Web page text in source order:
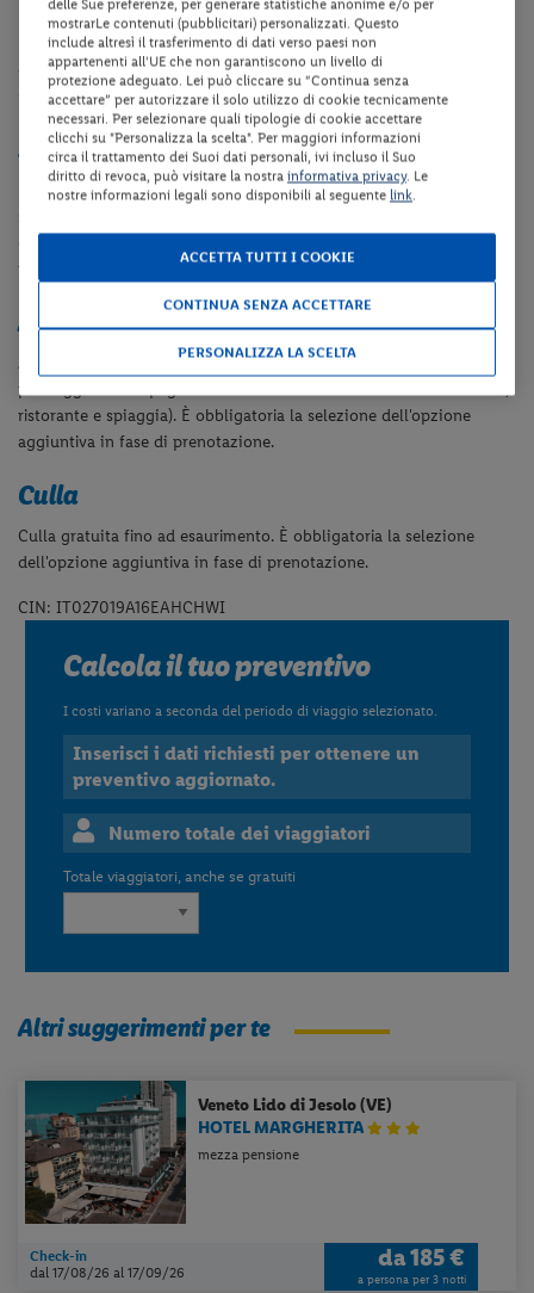
Le camere sono dotate di servizi privati, asciugacapelli, aria
condizionata, telefono, TV satellitare e balcone.Le camere multiple
sono dotate di letto a castello.
Spiaggia (a pagamento)
La spiaggia di sabbia si trova a ca. 300 m dalla struttura. Il servizio
notte da pagare in loco - valido dal 15/05 al 15/09 ca.).
Animali
Animali (cani di piccola taglia)ammessi a pagamento (Euro 20.00
per soggiorno da pagare in loco - non ammessi nelle aree comuni,
ristorante e spiaggia). È obbligatoria la selezione dell'opzione
aggiuntiva in fase di prenotazione.
Culla
Culla gratuita fino ad esaurimento. È obbligatoria la selezione
dell'opzione aggiuntiva in fase di prenotazione.
CIN: IT027019A16EAHCHWI
Calcola il tuo preventivo
I costi variano a seconda del periodo di viaggio selezionato.
Inserisci i dati richiesti per ottenere un
preventivo aggiornato.
Numero totale dei viaggiatori
Totale viaggiatori, anche se gratuiti
Altri suggerimenti per te
Veneto Lido di Jesolo (VE)
HOTEL MARGHERITA
mezza pensione
Check-in
dal 17/08/26al 17/09/26
da185 €
a persona per 3 notti
delle Sue preferenze, per generare statistiche anonime e/o per
mostrarLe contenuti (pubblicitari) personalizzati. Questo
include altresì il trasferimento di dati verso paesi non
appartenenti all'UE che non garantiscono un livello di
protezione adeguato. Lei può cliccare su “Continua senza
accettare” per autorizzare il solo utilizzo di cookie tecnicamente
necessari. Per selezionare quali tipologie di cookie accettare
clicchi su "Personalizza la scelta". Per maggiori informazioni
circa il trattamento dei Suoi dati personali, ivi incluso il Suo
diritto di revoca, può visitare la nostra informativa privacy. Le
nostre informazioni legali sono disponibili al seguente link.
ACCETTA TUTTI I COOKIE
CONTINUA SENZA ACCETTARE
PERSONALIZZA LA SCELTA